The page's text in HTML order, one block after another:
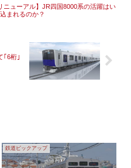
ニューアル】JR四国8000系の活躍はい
まれるのか？
｢6桁｣
鉄道ピックアップ